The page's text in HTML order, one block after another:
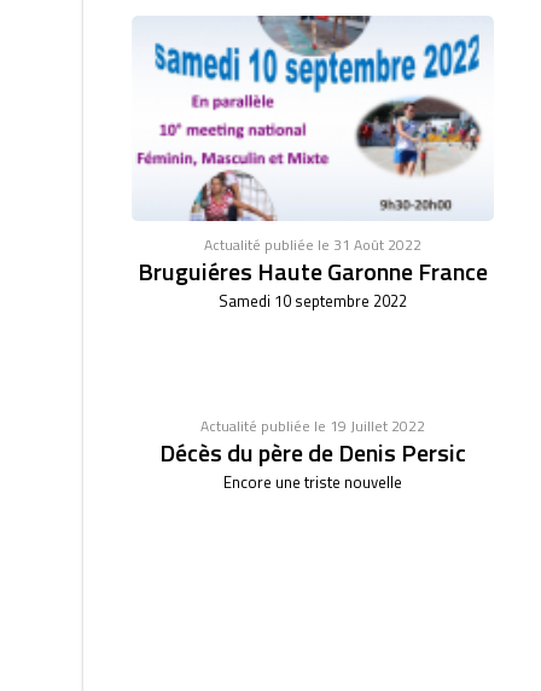
Actualité publiée le 31 Août 2022
Bruguiéres Haute Garonne France
Samedi 10 septembre 2022
Actualité publiée le 19 Juillet 2022
Décès du père de Denis Persic
Encore une triste nouvelle